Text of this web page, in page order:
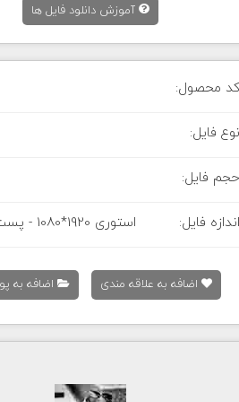
آموزش دانلود فایل ها
کد محصول:
نوع فایل:
حجم فایل:
اندازه فایل: استوری 1920*1080 - پست 1080*1080
اضافه به علاقه مندی اضافه به